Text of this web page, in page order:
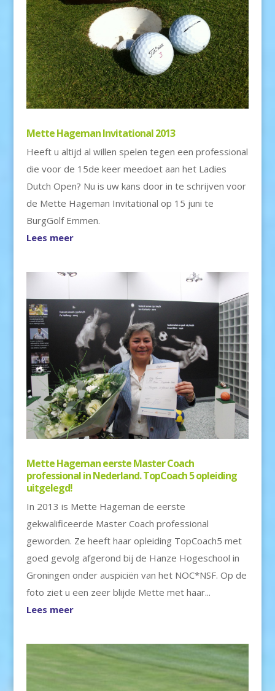
Mette Hageman Invitational 2013
Heeft u altijd al willen spelen tegen een professional
die voor de 15de keer meedoet aan het Ladies
Dutch Open? Nu is uw kans door in te schrijven voor
de Mette Hageman Invitational op 15 juni te
BurgGolf Emmen.
Lees meer
Mette Hageman eerste Master Coach
professional in Nederland. TopCoach 5 opleiding
uitgelegd!
In 2013 is Mette Hageman de eerste
gekwalificeerde Master Coach professional
geworden. Ze heeft haar opleiding TopCoach5 met
goed gevolg afgerond bij de Hanze Hogeschool in
Groningen onder auspiciën van het NOC*NSF. Op de
foto ziet u een zeer blijde Mette met haar...
Lees meer